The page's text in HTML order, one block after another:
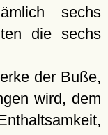
sechs
die sechs
der Buße,
wird, dem